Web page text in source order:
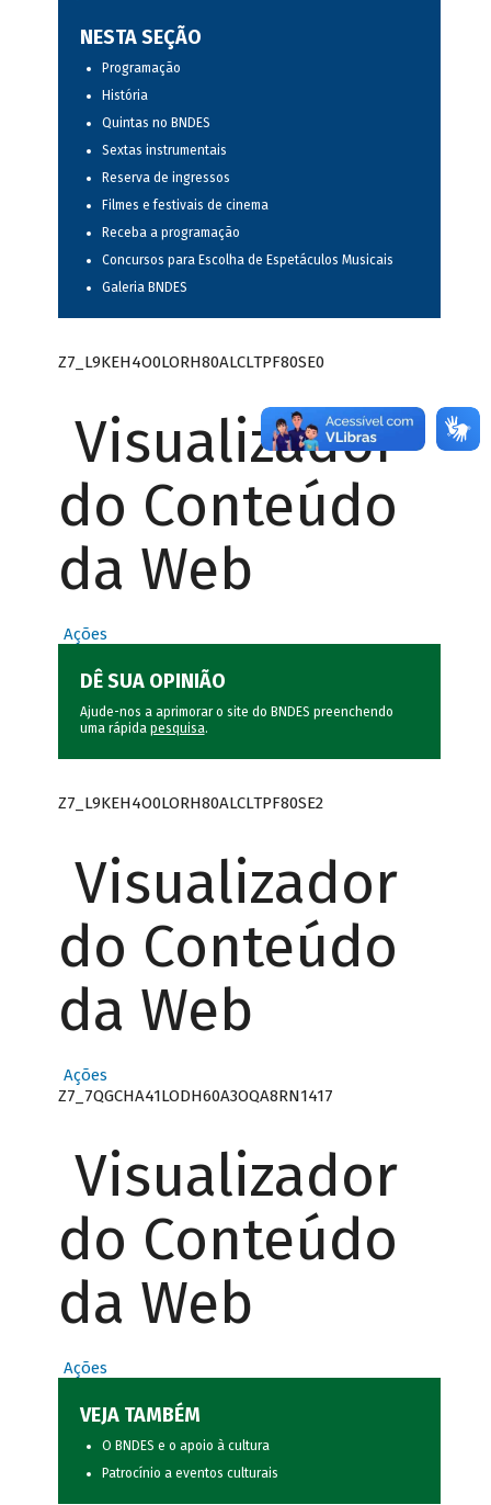
NESTA SEÇÃO
Programação
História
Quintas no BNDES
Sextas instrumentais
Reserva de ingressos
Filmes e festivais de cinema
Receba a programação
Concursos para Escolha de Espetáculos Musicais
Galeria BNDES
Z7_L9KEH4O0LORH80ALCLTPF80SE0
Visualizador
do Conteúdo
da Web
Ações
DÊ SUA OPINIÃO
Ajude-nos a aprimorar o site do BNDES preenchendo
uma rápida pesquisa.
Z7_L9KEH4O0LORH80ALCLTPF80SE2
Visualizador
do Conteúdo
da Web
Ações
Z7_7QGCHA41LODH60A3OQA8RN1417
Visualizador
do Conteúdo
da Web
Ações
VEJA TAMBÉM
O BNDES e o apoio à cultura
Patrocínio a eventos culturais